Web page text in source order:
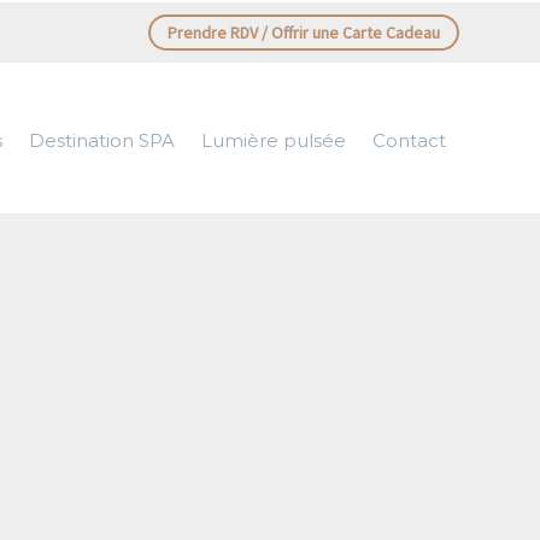
Prendre RDV / Offrir une Carte Cadeau
Destination SPA Lumière pulsée Contact